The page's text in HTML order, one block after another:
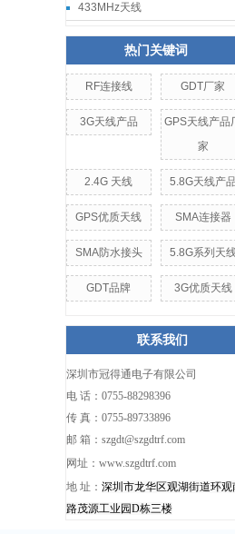
433MHz天线
热门关键词
RF连接线 GDT厂家
3G天线产品
GPS天线产品
家
2.4G 天线 5.8G天线产品
GPS优质天线 SMA连接器
SMA防水接头 5.8G系列天
GDT品牌 3G优质天线
联系我们
深圳市冠得通电子有限公司
电 话：0755-88298396
传 真：0755-89733896
邮 箱： szgdt@szgdtrf.com
网址： www.szgdtrf.com
地 址： 深圳市龙华区观湖街道环观
路茂源工业园D栋三楼